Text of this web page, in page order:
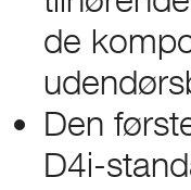
de
Den
D4i-